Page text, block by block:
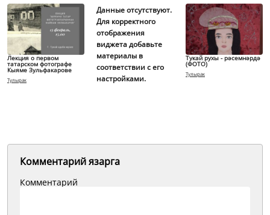
Лекция о первом
татарском фотографе
Кыяме Зульфакарове
Тулырак
Данные отсутствуют.
Для корректного
отображения
виджета добавьте
материалы в
соответствии с его
настройками.
Тукай рухы - рәсемнәрдә
(ФОТО)
Тулырак
Комментарий язарга
Комментарий